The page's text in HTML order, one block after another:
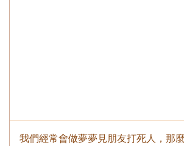
我們經常會做夢夢見朋友打死人，那